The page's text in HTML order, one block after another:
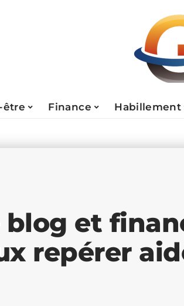
être Finance Habillement
blog et
repérer